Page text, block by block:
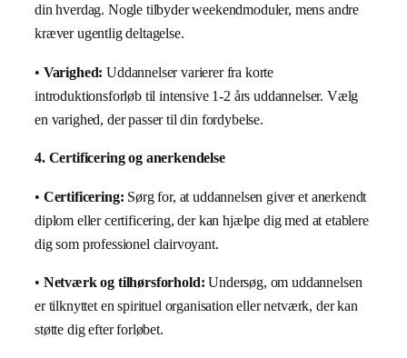
din hverdag. Nogle tilbyder weekendmoduler, mens andre
kræver ugentlig deltagelse.
• Varighed: Uddannelser varierer fra korte
introduktionsforløb til intensive 1-2 års uddannelser. Vælg
en varighed, der passer til din fordybelse.
4. Certificering og anerkendelse
• Certificering: Sørg for, at uddannelsen giver et anerkendt
diplom eller certificering, der kan hjælpe dig med at etablere
dig som professionel clairvoyant.
• Netværk og tilhørsforhold: Undersøg, om uddannelsen
er tilknyttet en spirituel organisation eller netværk, der kan
støtte dig efter forløbet.